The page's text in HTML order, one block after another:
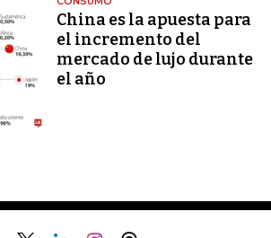
China es la apuesta para
el incremento del
mercado de lujo durante
el año